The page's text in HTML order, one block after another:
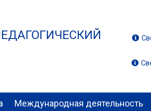
Международная деятельность